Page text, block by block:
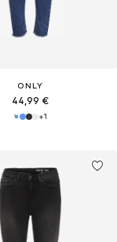
ONLY
44,99 €
+1